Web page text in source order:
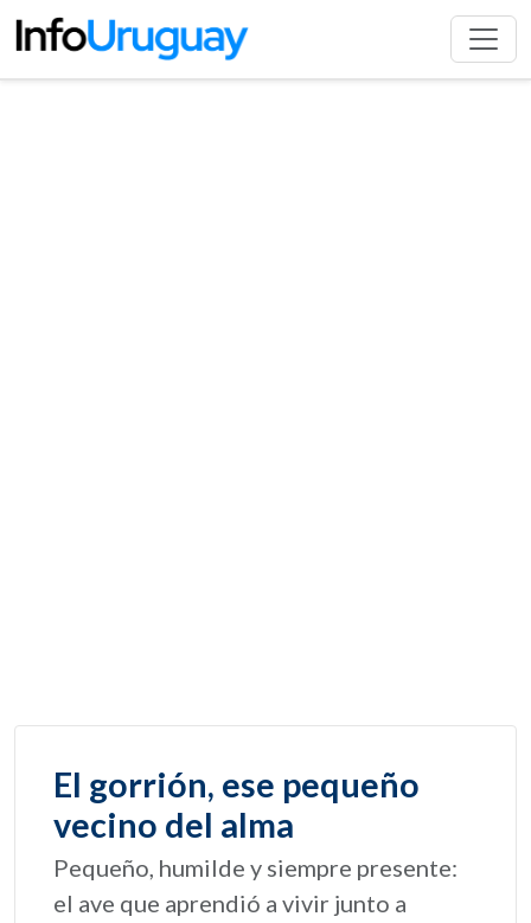
El gorrión, ese pequeño
vecino del alma
Pequeño, humilde y siempre presente:
el ave que aprendió a vivir junto a